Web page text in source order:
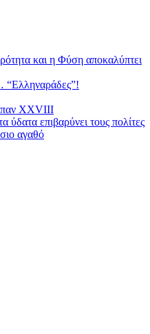
και η Φύση αποκαλύπτει
“Ελληναράδες”!
XXVIII
ύδατα επιβαρύνει τους πολίτες
αγαθό